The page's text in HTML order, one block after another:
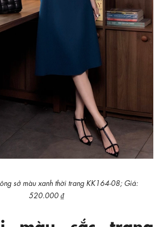
sở màu xanh thời trang KK164-08; Giá:
520.000 ₫